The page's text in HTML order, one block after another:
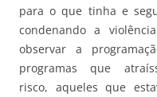
para o que tinha e
condenando a
observar a
programas que
risco, aqueles que